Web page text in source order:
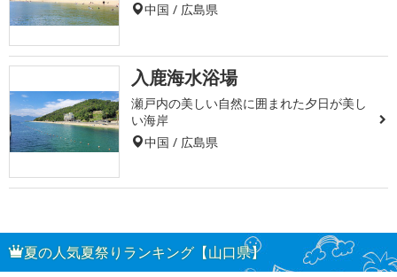
中国 / 広島県
入鹿海水浴場
瀬戸内の美しい自然に囲まれた夕日が美し
い海岸
中国 / 広島県
夏の人気夏祭りランキング【山口県】